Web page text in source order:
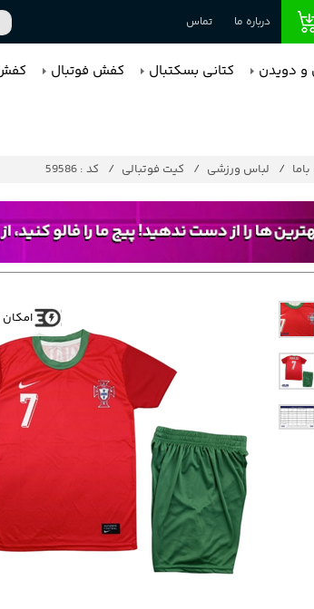
درباره ما تماس
و دویدن کتانی بسکتبال کفش فوتبال
لباس ورزشی کیت فوتبالی کد : 59586